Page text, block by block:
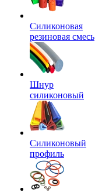
Силиконовая
резиновая смесь
Шнур
силиконовый
Силиконовый
профиль